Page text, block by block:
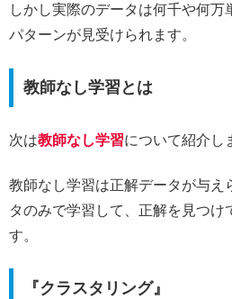
しかし実際のデータは何千や何
パターンが見受けられます。
教師なし学習とは
次は教師なし学習について紹介し
教師なし学習は正解データが与え
タのみで学習して、正解を見つけ
す。
『クラスタリング』